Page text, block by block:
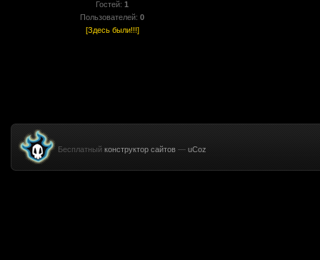
Гостей: 1
Пользователей: 0
[Здесь были!!!]
Бесплатный конструктор сайтов — uCoz